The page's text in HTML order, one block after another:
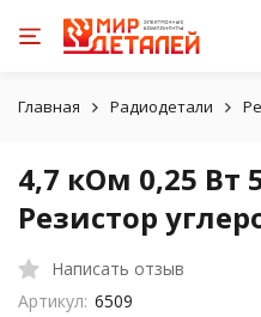
Главная Радиодетали
4,7 кОм 0,25 Вт
Резистор
Написать отзыв
Артикул: 6509